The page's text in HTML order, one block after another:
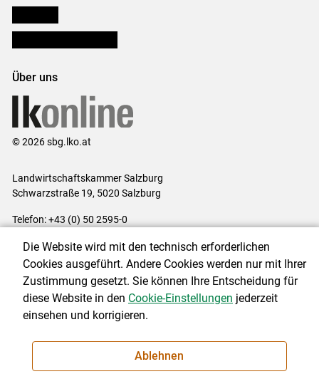
Über uns
© 2026 sbg.lko.at
Landwirtschaftskammer Salzburg
Schwarzstraße 19, 5020 Salzburg
Telefon: +43 (0) 50 2595-0
Impressum|Kontakt|Datenschutzerklärung|Barrierefreiheit|
Cookie-Einstellungen
NEWSLETTER
Die Website wird mit den technisch erforderlichen
Cookies ausgeführt. Andere Cookies werden nur mit Ihrer
Zustimmung gesetzt. Sie können Ihre Entscheidung für
diese Website in den Cookie-Einstellungen jederzeit
einsehen und korrigieren.
Ablehnen